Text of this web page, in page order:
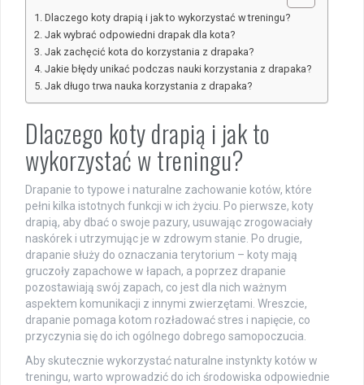
Dlaczego koty drapią i jak to wykorzystać w treningu?
Jak wybrać odpowiedni drapak dla kota?
Jak zachęcić kota do korzystania z drapaka?
Jakie błędy unikać podczas nauki korzystania z drapaka?
Jak długo trwa nauka korzystania z drapaka?
Dlaczego koty drapią i jak to
wykorzystać w treningu?
Drapanie to typowe i naturalne zachowanie kotów, które
pełni kilka istotnych funkcji w ich życiu. Po pierwsze, koty
drapią, aby dbać o swoje pazury, usuwając zrogowaciały
naskórek i utrzymując je w zdrowym stanie. Po drugie,
drapanie służy do oznaczania terytorium – koty mają
gruczoły zapachowe w łapach, a poprzez drapanie
pozostawiają swój zapach, co jest dla nich ważnym
aspektem komunikacji z innymi zwierzętami. Wreszcie,
drapanie pomaga kotom rozładować stres i napięcie, co
przyczynia się do ich ogólnego dobrego samopoczucia.
Aby skutecznie wykorzystać naturalne instynkty kotów w
treningu, warto wprowadzić do ich środowiska odpowiednie